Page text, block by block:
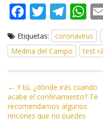
F
e
b
o
k
T
w
itt
er
T
el
e
gr
m
W
h
at
s
p
p
Etiquetas: coronavirus
Medina del Campo
test
N
a
v
← Y tú, ¿dónde irás cuando
acabe el confinamiento? Te
recomendamos algunos
rincones que no puedes